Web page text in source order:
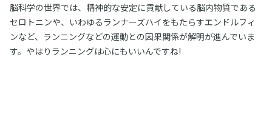
脳科学の世界では、精神的な安定に貢献している脳内物質である
セロトニンや、いわゆるランナーズハイをもたらすエンドルフィ
ンなど、ランニングなどの運動との因果関係が解明が進んでいま
す。やはりランニングは心にもいいんですね!